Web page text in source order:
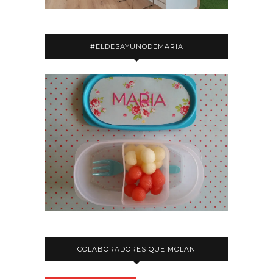
#ELDESAYUNODEMARIA
COLABORADORES QUE MOLAN